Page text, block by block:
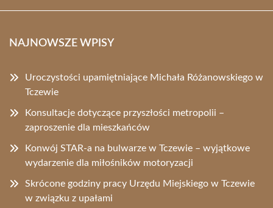
NAJNOWSZE WPISY
Uroczystości upamiętniające Michała Różanowskiego w
Tczewie
Konsultacje dotyczące przyszłości metropolii –
zaproszenie dla mieszkańców
Konwój STAR-a na bulwarze w Tczewie – wyjątkowe
wydarzenie dla miłośników motoryzacji
Skrócone godziny pracy Urzędu Miejskiego w Tczewie
w związku z upałami